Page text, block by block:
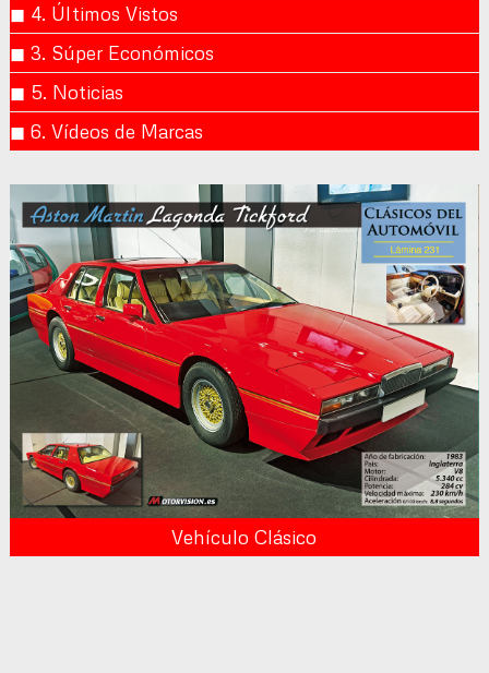
◼︎ 4. Últimos Vistos
◼︎ 3. Súper Económicos
◼︎ 5. Noticias
◼︎ 6. Vídeos de Marcas
Vehículo Clásico